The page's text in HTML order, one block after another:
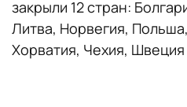
закрыли 12 стран:
Литва, Норвегия,
Хорватия, Чехия,